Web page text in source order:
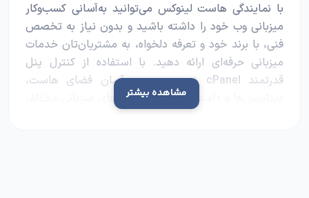
با نمایندگی هاست لینوکس می‌توانید به‌آسانی کسب‌وکار
میزبانی وب خود را داشته باشید و بدون نیاز به تخصص
فنی، با برند خود و تعرفه دلخواه، به مشتریان‌تان خدمات
میزبانی حرفه‌ای ارائه دهید. با استفاده از کنترل پنل
قدرتمند cPanel ضمن مدیریت آسان فضای هاست،
دیتابیس‌ها و دامنه‌ها می‌توانید بسته‌های میزبانی مختلف
مشاهده بیشتر